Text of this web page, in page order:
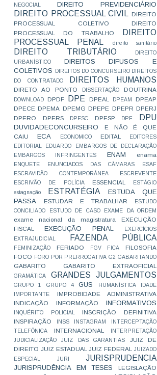
NEGOCIAL
DIREITO PREVIDENCIÁRIO
DIREITO PROCESSUAL CIVIL
DIREITO
PROCESSUAL COLETIVO
DIREITO
PROCESSUAL DO TRABALHO
DIREITO
PROCESSUAL PENAL
direito sanitário
DIREITO TRIBUTÁRIO
DIREITO
URBANÍSTICO
DIREITOS DIFUSOS E
COLETIVOS
DIREITOS DO CONCURSEIRO DIREITOS
DO CONTRATADO
DIREITOS HUMANOS
DIRETO AO PONTO DISSERTAÇÃO DOUTRINA
DOWNLOAD DPDF DPE DPEAL DPEAM
DPEAP
DPECE DPEMA DPEMG DPEPE DPEPR DPERJ
DPERO
DPERS DPESC DPESP DPF DPU
DUVIDADECONCURSEIRO
E NÃO É QUE
CAIU
ECA ECONOMICO EDITAL
EDITORES
EDITORIAL
EDUARDO
EMBARGOS DE DECLARAÇÃO
EMBARGOS INFRINGENTES
ENAM enama
ENQUETE ENUNCIADOS DAS CÂMARAS
ESAF
ESCRAVIDÃO CONTEMPORÂNEA
ESCREVENTE
ESCRIVÃO DE POLÍCIA
ESSENCIAL
ESTÁGIO
estagnação
ESTRATÉGIA
ESTUDA QUE
PASSA
ESTUDAR E TRABALHAR
ESTUDO
CONCILIADO
ESTUDO DE CASO EXAME DA ORDEM
exame nacional da magistratura
EXECUÇÃO
FISCAL
EXECUÇÃO PENAL
EXERCÍCIOS
EXTRAJUDICIAL
FAZENDA PÚBLICA
FEMINIZAÇÃO FERIADO FGV FICA
FILOSOFIA
FOCO
FORO POR PRERROGATIVA G2 GABARITANDO
GABARITO GABARITO EXTRAOFICIAL
GRAMÁTICA GRANDES JULGAMENTOS
GRUPO 1 GRUPO 4 GUS HUMANÍSTICA
IDADE
IMPORTANTE
IMPROBIDADE ADMINISTRATIVA
INDICAÇÃO
INFORMAÇÃO INFORMATIVOS
INQUÉRITO POLICIAL
INSCRIÇÃO DEFINITIVA
INSPIRAÇÃO
INSS INSTAGRAM
INTERCEPTAÇÃO
TELEFÔNICA
INTERNACIONAL
INTERPRETAÇÃO
JUDICIALIZAÇÃO
JUIZ DAS GARANTIAS
JUIZ DE
DIREITO JUIZ ESTADUAL JUIZ FEDERAL
JUIZADO
ESPECIAL
JURI JURISPRUDENCIA
JURISPRUDÊNCIA EM TESES
LEGISLAÇÃO